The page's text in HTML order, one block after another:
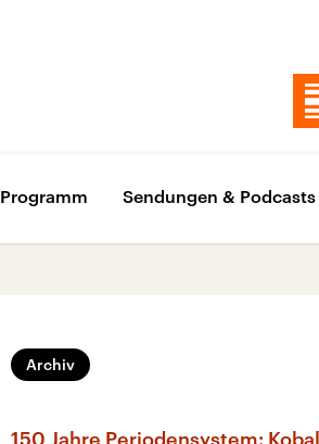
Programm Sendungen & Podcasts
Archiv
150 Jahre Periodensystem: